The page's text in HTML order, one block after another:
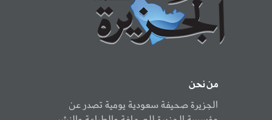
من نحن
الجزيرة صحيفة سعودية يومية تصدر عن